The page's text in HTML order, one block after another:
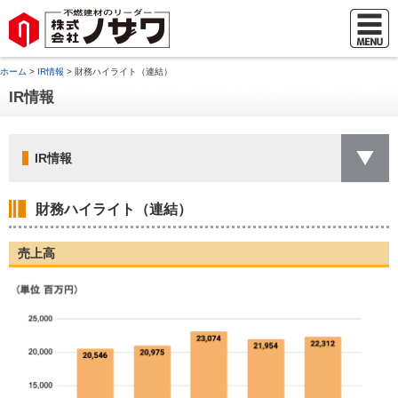
ホーム > IR情報 > 財務ハイライト（連結）
IR情報
IR情報
財務ハイライト（連結）
売上高